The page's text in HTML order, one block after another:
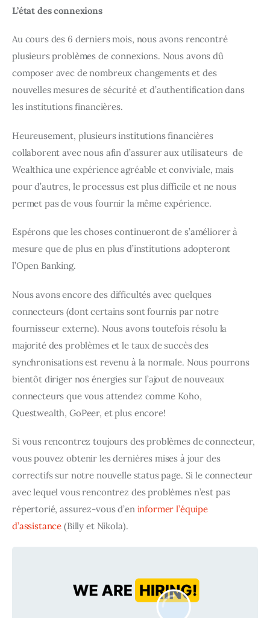
L’état des connexions
Au cours des 6 derniers mois, nous avons rencontré
plusieurs problèmes de connexions. Nous avons dû
composer avec de nombreux changements et des
nouvelles mesures de sécurité et d’authentification dans
les institutions financières.
Heureusement, plusieurs institutions financières
collaborent avec nous afin d’assurer aux utilisateurs  de
Wealthica une expérience agréable et conviviale, mais
pour d’autres, le processus est plus difficile et ne nous
permet pas de vous fournir la même expérience.
Espérons que les choses continueront de s’améliorer à
mesure que de plus en plus d’institutions adopteront
l’Open Banking.
Nous avons encore des difficultés avec quelques
connecteurs (dont certains sont fournis par notre
fournisseur externe). Nous avons toutefois résolu la
majorité des problèmes et le taux de succès des
synchronisations est revenu à la normale. Nous pourrons
bientôt diriger nos énergies sur l’ajout de nouveaux
connecteurs que vous attendez comme Koho,
Questwealth, GoPeer, et plus encore!
Si vous rencontrez toujours des problèmes de connecteur,
vous pouvez obtenir les dernières mises à jour des
correctifs sur notre nouvelle status page. Si le connecteur
avec lequel vous rencontrez des problèmes n’est pas
répertorié, assurez-vous d’en informer l’équipe
d’assistance (Billy et Nikola).